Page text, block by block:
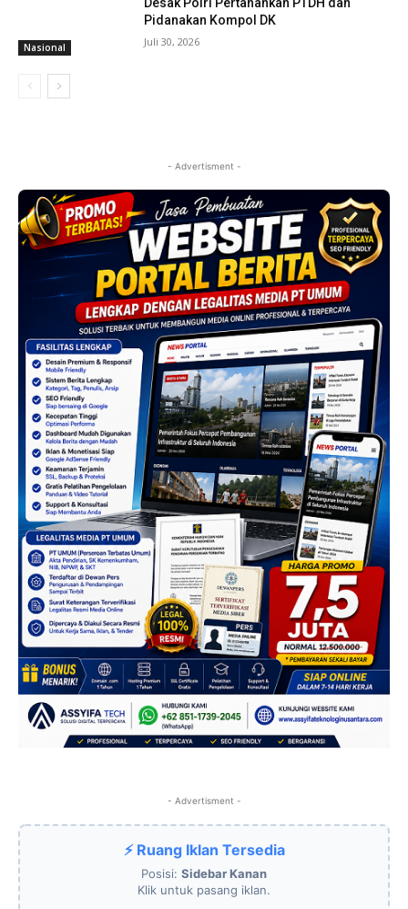
Nasional
Desak Polri Pertahankan PTDH dan
Pidanakan Kompol DK
Juli 30, 2026
- Advertisment -
- Advertisment -
⚡ Ruang Iklan Tersedia
Posisi: Sidebar Kanan
Klik untuk pasang iklan.